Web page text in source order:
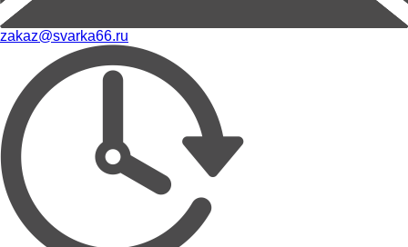
zakaz@svarka66.ru